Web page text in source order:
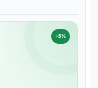
−5%